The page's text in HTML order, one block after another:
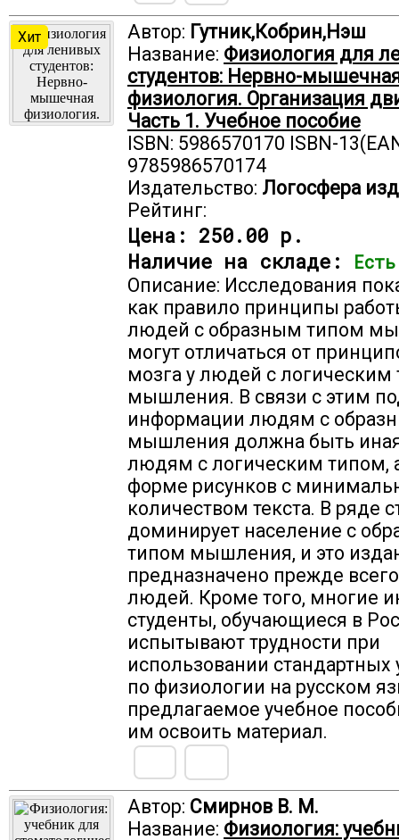
Хит Автор: Гутник,Кобрин,Нэш
Название: Физиология для
студентов: Нервно-
физиология. Организация
Часть 1. Учебное пособие
ISBN: 5986570170 ISBN-
9785986570174
Издательство: Логосфера
Рейтинг:
Цена: 250.00 р.
Наличие на складе:
Описание: Исследования
как правило принципы
людей с образным типом
могут отличаться от
мозга у людей с логическим
мышления. В связи с этим
информации людям с
мышления должна быть
людям с логическим типом,
форме рисунков с
количеством текста. В ряде
доминирует население с
типом мышления, и это
предназначено прежде
людей. Кроме того, многие
студенты, обучающиеся в
испытывают трудности при
использовании стандартных
по физиологии на русском
предлагаемое учебное
им освоить материал.
Автор: Смирнов В. М.
Название: Физиология: